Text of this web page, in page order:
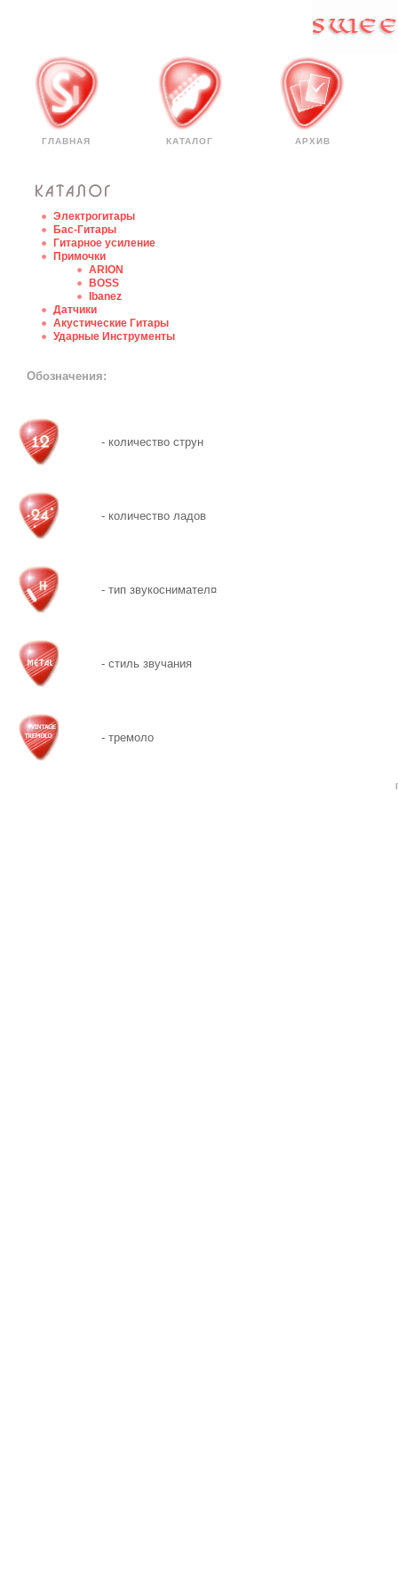
ГЛАВНАЯ КАТАЛОГ АРХИВ
Электрогитары
Бас-Гитары
Гитарное усиление
Примочки
ARION
BOSS
Ibanez
Датчики
Акустические Гитары
Ударные Инструменты
Обозначения:
- количество струн
- количество ладов
- тип звукоснимател¤
- стиль звучания
- тремоло